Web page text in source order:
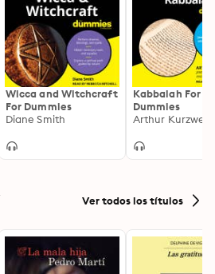
Wicca and Witchcraft
For Dummies
Diane Smith
Kabbalah For
Dummies
Arthur Kurzweil
Ver todos los títulos